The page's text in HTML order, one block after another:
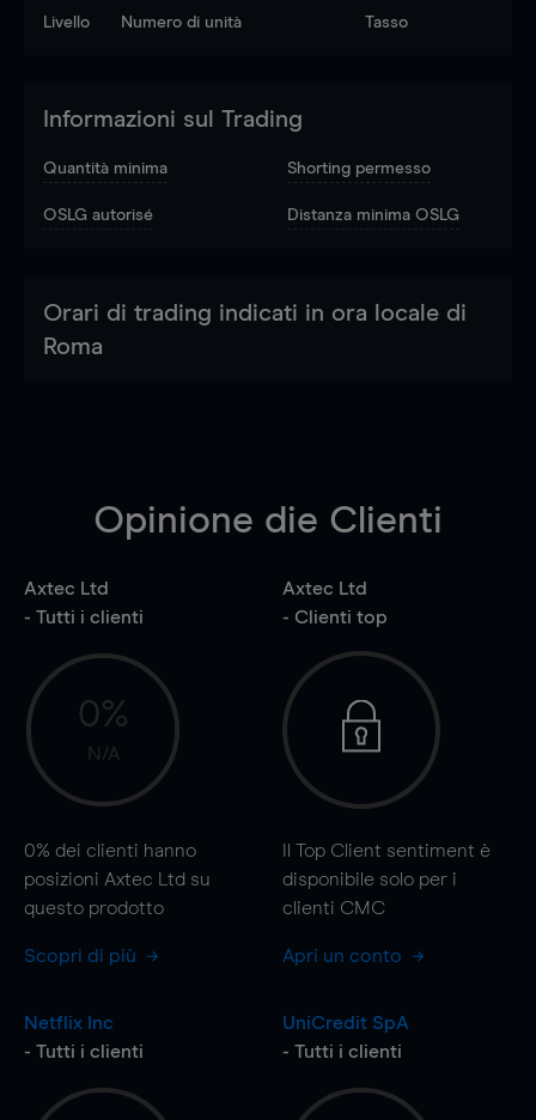
Livello Numero di unità Tasso
Informazioni sul Trading
Quantità minima Shorting permesso
OSLG autorisé Distanza minima OSLG
Orari di trading indicati in ora locale di
Roma
Opinione die Clienti
Axtec Ltd
- Tutti i clienti
0%
N/A
0% dei clienti hanno
posizioni Axtec Ltd su
questo prodotto
Scopri di più
Axtec Ltd
- Clienti top
Il Top Client sentiment è
disponibile solo per i
clienti CMC
Apri un conto
Netflix Inc
- Tutti i clienti
UniCredit SpA
- Tutti i clienti